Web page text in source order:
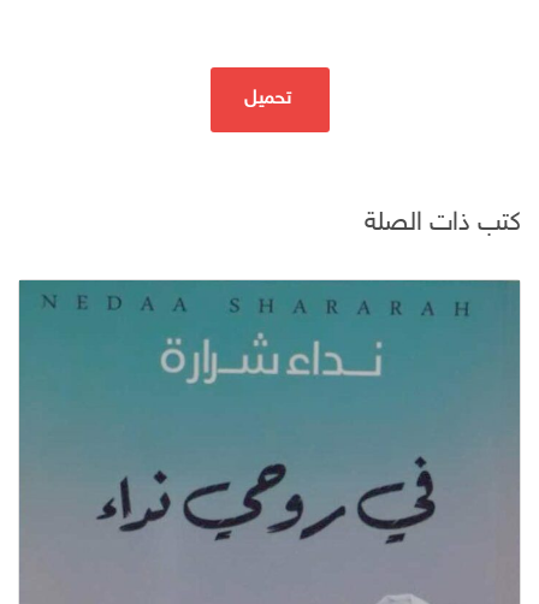
تحميل
كتب ذات الصلة